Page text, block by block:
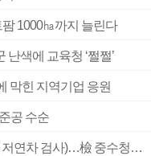
1000㏊까지 늘린다
색에 교육청 ‘쩔쩔’
막힌 지역기업 응원
공 수순
■ 검사 신분 버리고 직급하향(10년 이하 저연차 검사)…檢 중수청행 기피